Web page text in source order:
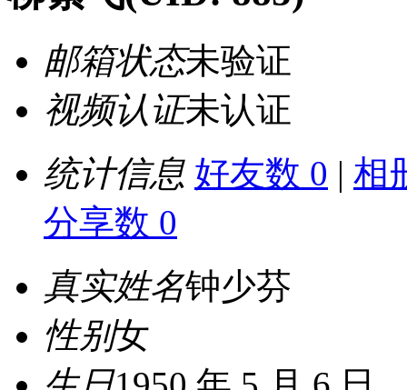
邮箱状态未验证
视频认证未认证
统计信息 好友数 0 | 相
分享数 0
真实姓名钟少芬
性别女